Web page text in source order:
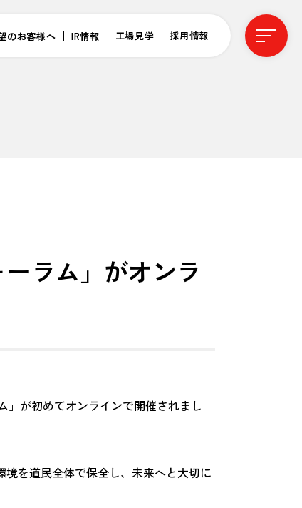
のお客様へ IR情報 工場見学 採用情報
ラム」がオンラ
」が初めてオンラインで開催されまし
を道民全体で保全し、未来へと大切に